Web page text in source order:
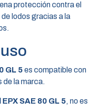
protección contra el
lodos gracias a la
GL 5 es compatible con
de la marca.
SAE 80 GL 5, no es